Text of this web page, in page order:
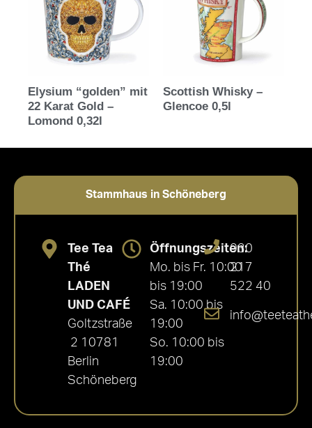
Elysium “golden” mit
22 Karat Gold –
Lomond 0,32l
Scottish Whisky –
Glencoe 0,5l
Stammhaus in Schöneberg
Tee Tea
Thé
LADEN
UND CAFÉ
Goltzstraße
2 10781
Berlin
Schöneberg
Öffnungszeiten:
Mo. bis Fr. 10:00
bis 19:00
Sa. 10:00 bis
19:00
So. 10:00 bis
19:00
030
217
522 40